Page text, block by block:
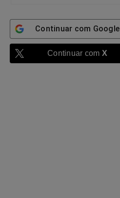
Continuar com Google
Continuar com X